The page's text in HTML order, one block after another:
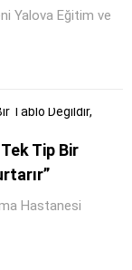
Yalova Eğitim ve
Tip Bir
Hastanesi